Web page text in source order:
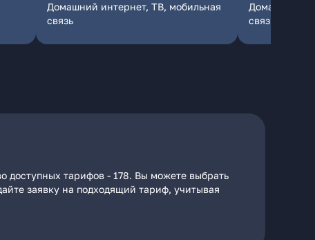
Домашний интернет, ТВ, мобильная
связь
Домашний
связь
доступных тарифов - 178. Вы можете выбрать
заявку на подходящий тариф, учитывая